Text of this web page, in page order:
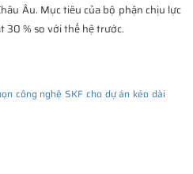
Âu. Mục tiêu của bộ phận chịu lực
30 % so với thế hệ trước.
công nghệ SKF cho dự án kéo dài